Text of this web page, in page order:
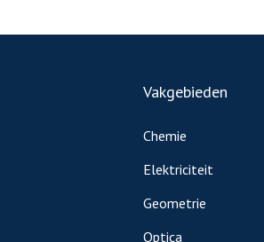
Vakgebieden
Chemie
Elektriciteit
Geometrie
Optica